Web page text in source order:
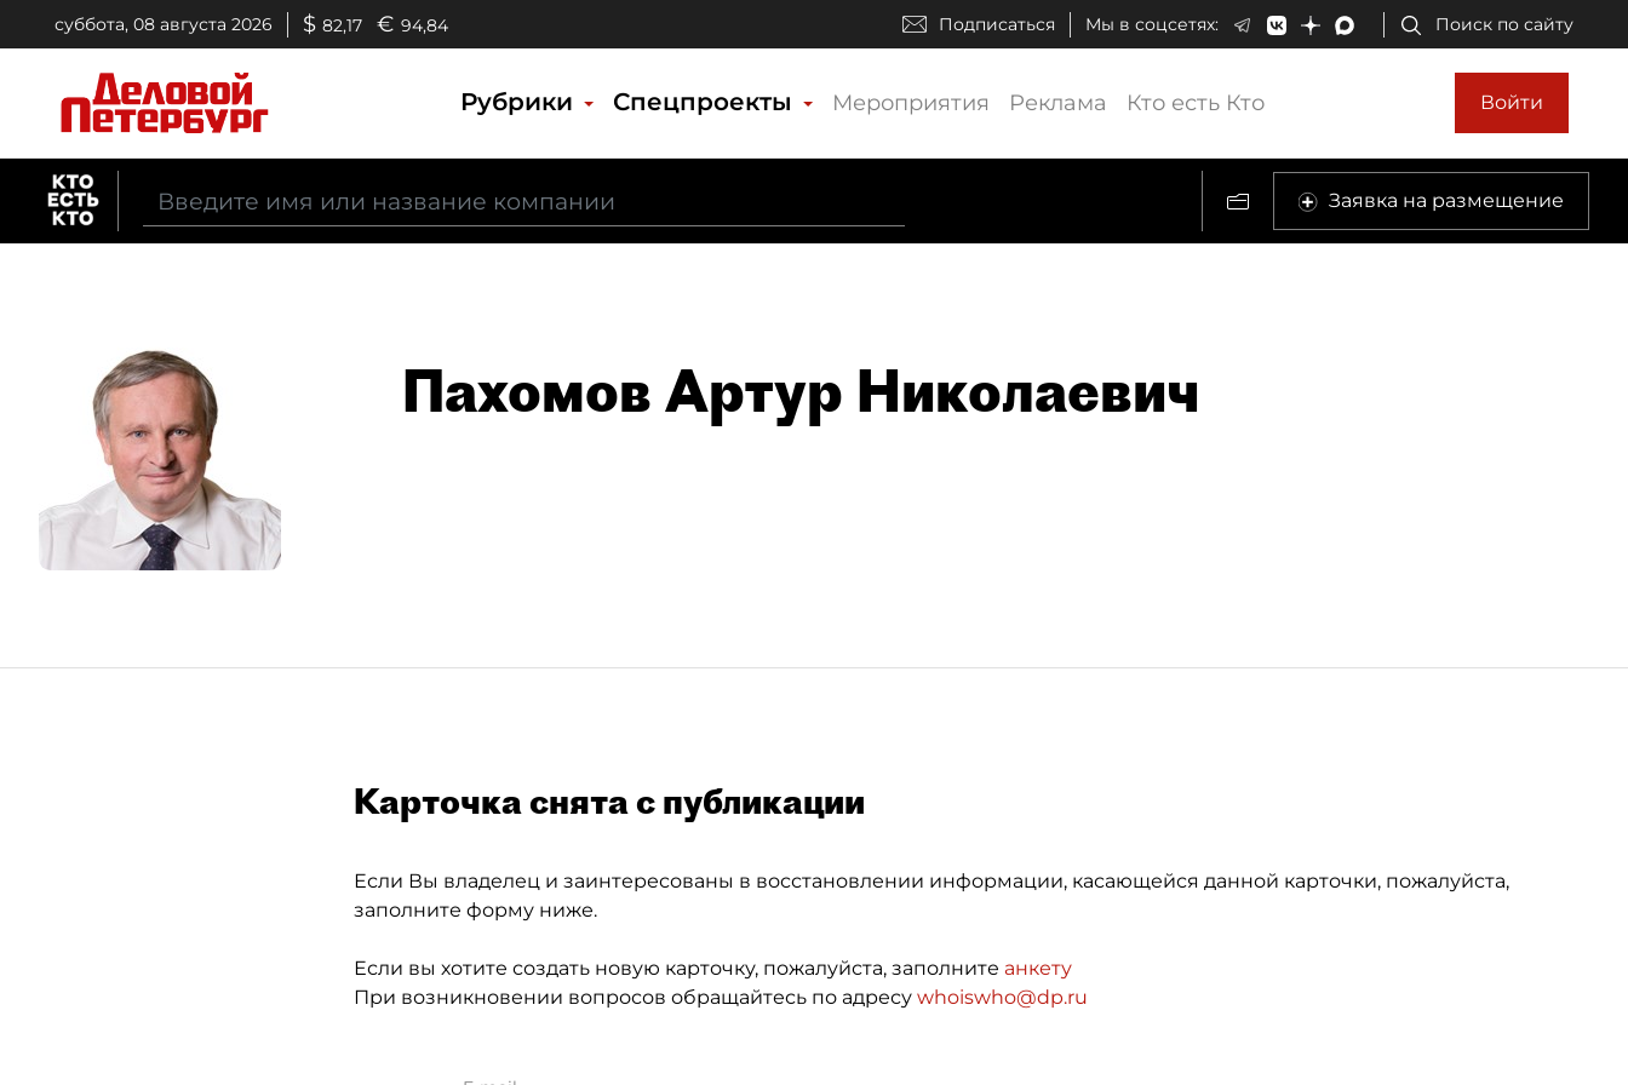
суббота, 08 августа 2026 $ 82,17 € 94,84 Подписаться Мы в соцсетях: Поиск по сайту
Рубрики Спецпроекты Мероприятия Реклама Кто есть Кто Войти
Заявка на размещение
Пахомов Артур Николаевич
Карточка снята с публикации
Если Вы владелец и заинтересованы в восстановлении информации, касающейся данной карточки, пожалуйста,
заполните форму ниже.
Если вы хотите создать новую карточку, пожалуйста, заполните анкету
При возникновении вопросов обращайтесь по адресу whoiswho@dp.ru